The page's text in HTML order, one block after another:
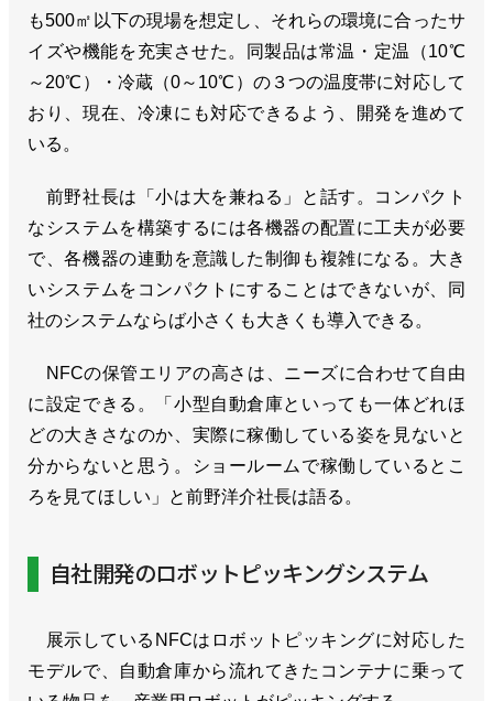
も500㎡以下の現場を想定し、それらの環境に合ったサ
イズや機能を充実させた。同製品は常温・定温（10℃
～20℃）・冷蔵（0～10℃）の３つの温度帯に対応して
おり、現在、冷凍にも対応できるよう、開発を進めて
いる。
前野社長は「小は大を兼ねる」と話す。コンパクト
なシステムを構築するには各機器の配置に工夫が必要
で、各機器の連動を意識した制御も複雑になる。大き
いシステムをコンパクトにすることはできないが、同
社のシステムならば小さくも大きくも導入できる。
NFCの保管エリアの高さは、ニーズに合わせて自由
に設定できる。「小型自動倉庫といっても一体どれほ
どの大きさなのか、実際に稼働している姿を見ないと
分からないと思う。ショールームで稼働しているとこ
ろを見てほしい」と前野洋介社長は語る。
自社開発のロボットピッキングシステム
展示しているNFCはロボットピッキングに対応した
モデルで、自動倉庫から流れてきたコンテナに乗って